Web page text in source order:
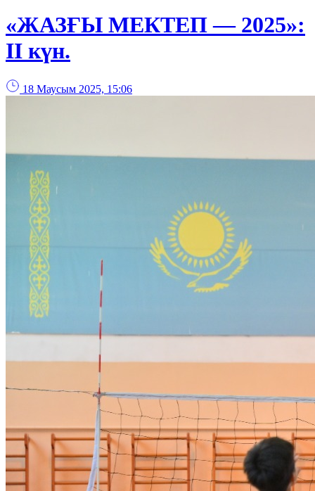
«ЖАЗҒЫ МЕКТЕП — 2025»:
ІІ күн.
18 Маусым 2025, 15:06